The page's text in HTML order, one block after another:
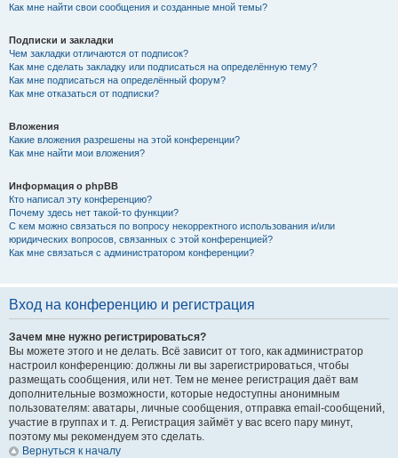
Как мне найти свои сообщения и созданные мной темы?
Подписки и закладки
Чем закладки отличаются от подписок?
Как мне сделать закладку или подписаться на определённую тему?
Как мне подписаться на определённый форум?
Как мне отказаться от подписки?
Вложения
Какие вложения разрешены на этой конференции?
Как мне найти мои вложения?
Информация о phpBB
Кто написал эту конференцию?
Почему здесь нет такой-то функции?
С кем можно связаться по вопросу некорректного использования и/или
юридических вопросов, связанных с этой конференцией?
Как мне связаться с администратором конференции?
Вход на конференцию и регистрация
Зачем мне нужно регистрироваться?
Вы можете этого и не делать. Всё зависит от того, как администратор
настроил конференцию: должны ли вы зарегистрироваться, чтобы
размещать сообщения, или нет. Тем не менее регистрация даёт вам
дополнительные возможности, которые недоступны анонимным
пользователям: аватары, личные сообщения, отправка email-сообщений,
участие в группах и т. д. Регистрация займёт у вас всего пару минут,
поэтому мы рекомендуем это сделать.
Вернуться к началу